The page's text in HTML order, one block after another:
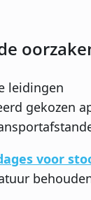
leidingen
gekozen
voor